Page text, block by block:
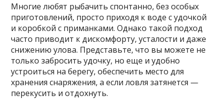
Многие любят рыбачить спонтанно, без особых
приготовлений, просто приходя к воде с удочкой
и коробкой с приманками. Однако такой подход
часто приводит к дискомфорту, усталости и даже
снижению улова. Представьте, что вы можете не
только забросить удочку, но еще и удобно
устроиться на берегу, обеспечить место для
хранения снаряжения, а если ловля затянется —
перекусить и отдохнуть.